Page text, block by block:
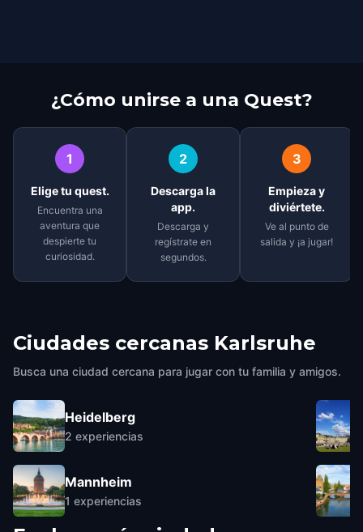
¿Cómo unirse a una Quest?
1
Elige tu quest.
Encuentra una
aventura que
despierte tu
curiosidad.
2
Descarga la
app.
Descarga y
regístrate en
segundos.
3
Empieza y
diviértete.
Ve al punto de
salida y ¡a jugar!
Ciudades cercanas Karlsruhe
Busca una ciudad cercana para jugar con tu familia y amigos.
Heidelberg
2 experiencias
Mannheim
1 experiencias